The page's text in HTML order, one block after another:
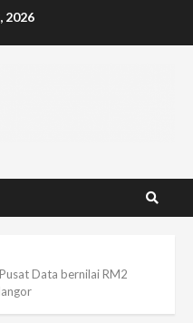
2026
Data bernilai RM2